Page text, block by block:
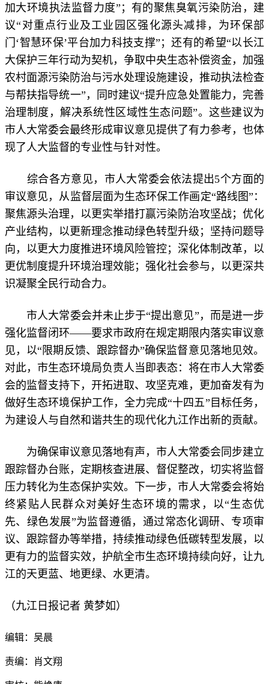
加大环境执法监督力度”；有的聚焦臭氧污染防治，建
议“对重点行业及工业园区强化源头减排，为环保部
门‘智慧环保’平台加力科技支撑”；还有的希望“以长江
大保护三年行动为契机，争取中央生态补偿资金，加强
农村面源污染防治与污水处理设施建设，推动执法检查
与帮扶指导统一”，同时建议“提升应急处置能力，完善
治理制度，解决系统性区域性生态问题”。这些建议为
市人大常委会最终形成审议意见提供了有力参考，也体
现了人大监督的专业性与针对性。
综合各方意见，市人大常委会依法提出5个方面的
审议意见，从监督层面为生态环保工作画定“路线图”：
聚焦源头治理，以更实举措打赢污染防治攻坚战；优化
产业结构，以更新理念推动绿色转型升级；坚持问题导
向，以更大力度推进环境风险管控；深化体制改革，以
更优制度提升环境治理效能；强化社会参与，以更深共
识凝聚全民行动合力。
市人大常委会并未止步于“提出意见”，而是进一步
强化监督闭环——要求市政府在规定期限内落实审议意
见，以“限期反馈、跟踪督办”确保监督意见落地见效。
对此，市生态环境局负责人当即表态：将在市人大常委
会的监督支持下，开拓进取、攻坚克难，更加奋发有为
做好生态环境保护工作，全力完成“十四五”目标任务，
为建设人与自然和谐共生的现代化九江作出新的贡献。
为确保审议意见落地有声，市人大常委会同步建立
跟踪督办台账，定期核查进展、督促整改，切实将监督
压力转化为生态保护实效。下一步，市人大常委会将始
终紧贴人民群众对美好生态环境的需求，以“生态优
先、绿色发展”为监督遵循，通过常态化调研、专项审
议、跟踪督办等举措，持续推动绿色低碳转型发展，以
更有力的监督实效，护航全市生态环境持续向好，让九
江的天更蓝、地更绿、水更清。
（九江日报记者 黄梦如）
编辑：吴晨
责编：肖文翔